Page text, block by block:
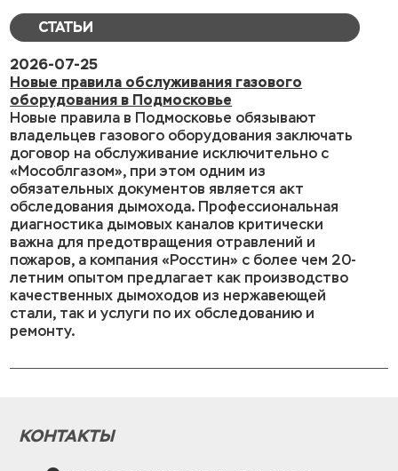
СТАТЬИ
2026-07-25
Новые правила обслуживания газового
оборудования в Подмосковье
Новые правила в Подмосковье обязывают
владельцев газового оборудования заключать
договор на обслуживание исключительно с
«Мособлгазом», при этом одним из
обязательных документов является акт
обследования дымохода. Профессиональная
диагностика дымовых каналов критически
важна для предотвращения отравлений и
пожаров, а компания «Росстин» с более чем 20-
летним опытом предлагает как производство
качественных дымоходов из нержавеющей
стали, так и услуги по их обследованию и
ремонту.
КОНТАКТЫ